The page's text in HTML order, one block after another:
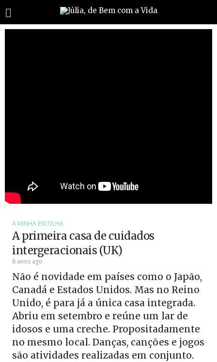
A MINHA ESCOLHA
A primeira casa de cuidados
intergeracionais (UK)
8 anos ago
Não é novidade em países como o Japão,
Canadá e Estados Unidos. Mas no Reino
Unido, é para já a única casa integrada.
Abriu em setembro e reúne um lar de
idosos e uma creche. Propositadamente
no mesmo local. Danças, canções e jogos
são atividades realizadas em conjunto.